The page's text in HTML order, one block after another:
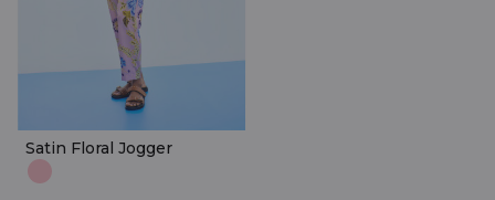
Satin Floral Jogger